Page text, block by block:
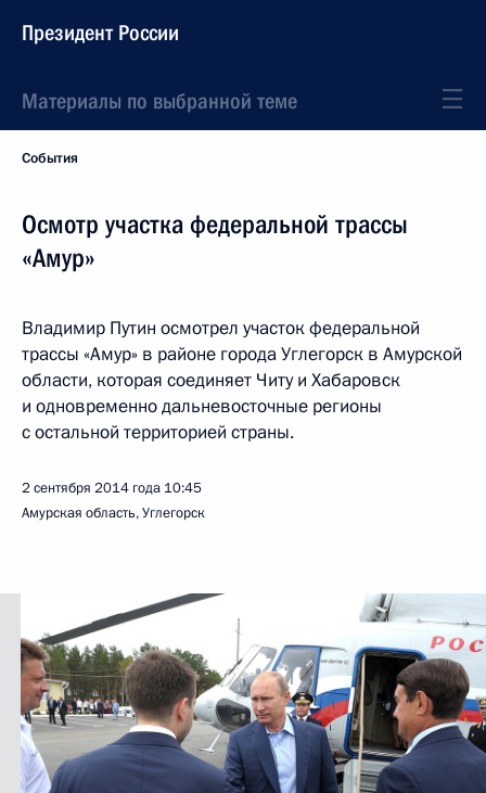
Президент России
Материалы по выбранной теме
События
Осмотр участка федеральной трассы
«Амур»
Владимир Путин осмотрел участок федеральной
трассы «Амур» в районе города Углегорск в Амурской
области, которая соединяет Читу и Хабаровск
и одновременно дальневосточные регионы
с остальной территорией страны.
2 сентября 2014 года 10:45
Амурская область, Углегорск